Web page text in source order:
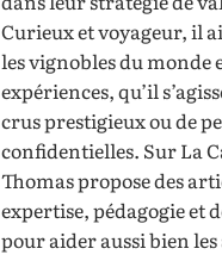
Curieux et voyageur, il
les vignobles du monde
expériences, qu’il
crus prestigieux ou de
confidentielles. Sur La
Thomas propose des
expertise, pédagogie et
pour aider aussi bien